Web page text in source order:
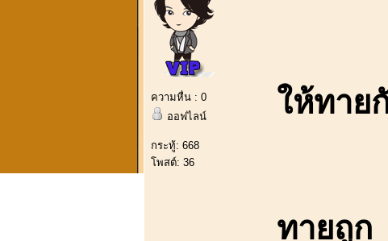
ความหื่น : 0
ออฟไลน์
กระทู้: 668
โพสต์: 36
ให้ทาย
ทายถู